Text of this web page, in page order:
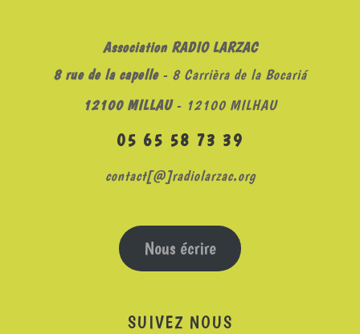
Association RADIO LARZAC
8 rue de la capelle- 8 Carrièra de la Bocariá
12100 MILLAU- 12100 MILHAU
05 65 58 73 39
contact[@]radiolarzac.org
Nous écrire
SUIVEZ NOUS